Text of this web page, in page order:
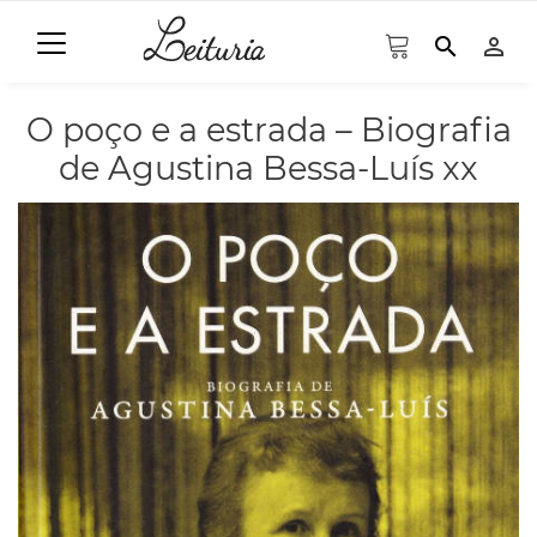
search person_outline
O poço e a estrada – Biografia
de Agustina Bessa-Luís xx